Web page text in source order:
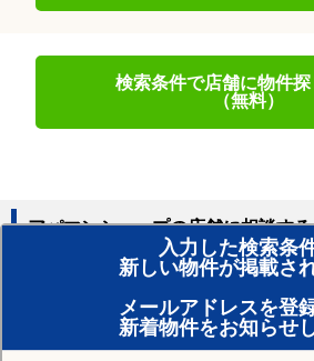
検索条件で店舗に物件
（無料）
入力した検索条
新しい物件が掲載さ
メールアドレスを登
新着物件をお知らせ
アパマンショップの店舗に相談する
賃貸のプロがお部屋探し！
おまかせ物件リクエスト